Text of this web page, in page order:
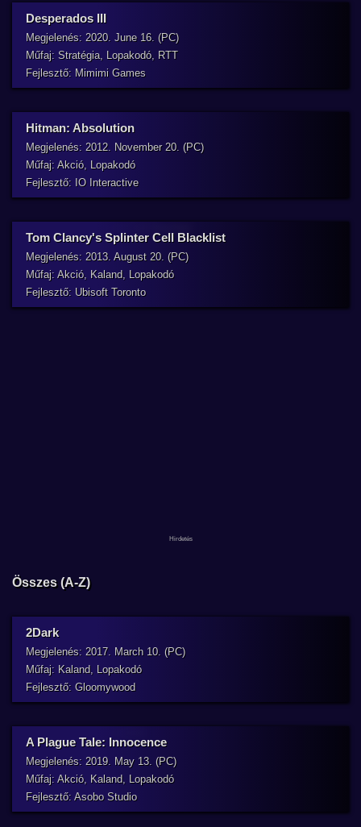
Desperados III
Megjelenés: 2020. June 16. (PC)
Műfaj: Stratégia, Lopakodó, RTT
Fejlesztő: Mimimi Games
Hitman: Absolution
Megjelenés: 2012. November 20. (PC)
Műfaj: Akció, Lopakodó
Fejlesztő: IO Interactive
Tom Clancy's Splinter Cell Blacklist
Megjelenés: 2013. August 20. (PC)
Műfaj: Akció, Kaland, Lopakodó
Fejlesztő: Ubisoft Toronto
Összes (A-Z)
2Dark
Megjelenés: 2017. March 10. (PC)
Műfaj: Kaland, Lopakodó
Fejlesztő: Gloomywood
A Plague Tale: Innocence
Megjelenés: 2019. May 13. (PC)
Műfaj: Akció, Kaland, Lopakodó
Fejlesztő: Asobo Studio